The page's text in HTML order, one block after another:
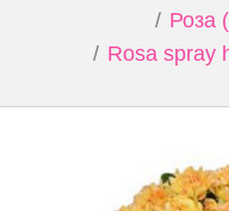
Роза
Rosa spray